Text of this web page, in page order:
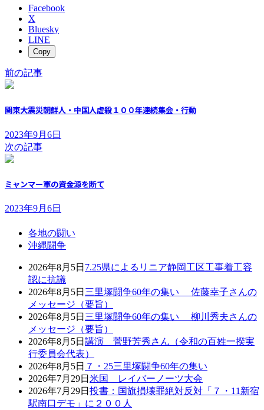
Facebook
X
Bluesky
LINE
Copy
前の記事
関東大震災朝鮮人・中国人虐殺１００年連続集会・行動
2023年9月6日
次の記事
ミャンマー軍の資金源を断て
2023年9月6日
各地の闘い
沖縄闘争
2026年8月5日 7.25県によるリニア静岡工区工事着工容
認に抗議
2026年8月5日 三里塚闘争60年の集い 佐藤幸子さんの
メッセージ（要旨）
2026年8月5日 三里塚闘争60年の集い 柳川秀夫さんの
メッセージ（要旨）
2026年8月5日 講演 菅野芳秀さん（令和の百姓一揆実
行委員会代表）
2026年8月5日 ７・25三里塚闘争60年の集い
2026年7月29日 米国 レイバーノーツ大会
2026年7月29日 投書：国旗損壊罪絶対反対「７・11新宿
駅南口デモ」に２００人